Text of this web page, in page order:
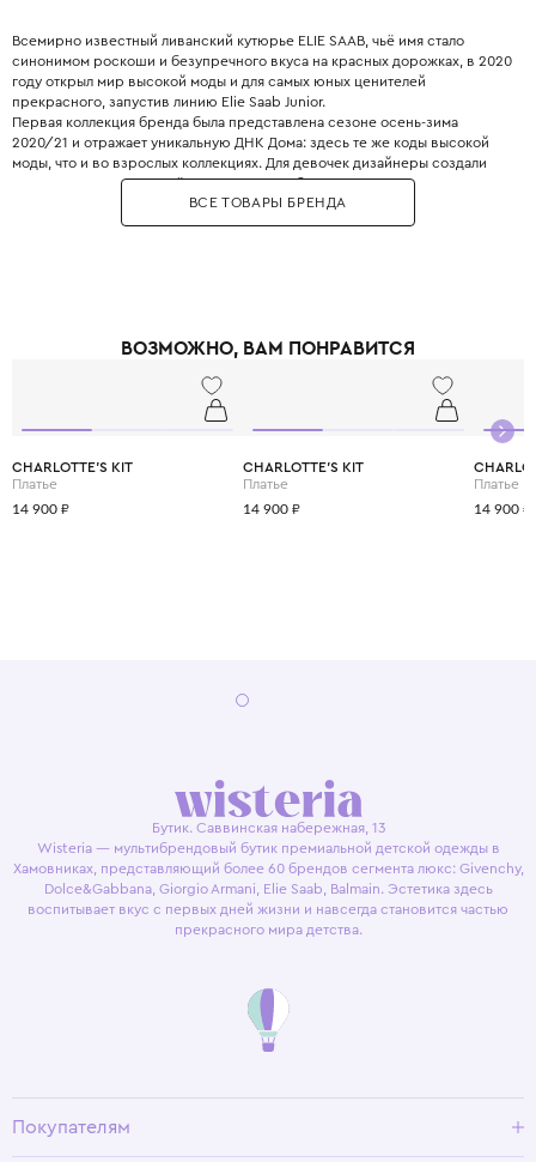
Всемирно известный ливанский кутюрье ELIE SAAB, чьё имя стало
синонимом роскоши и безупречного вкуса на красных дорожках, в 2020
году открыл мир высокой моды и для самых юных ценителей
прекрасного, запустив линию Elie Saab Junior.
Первая коллекция бренда была представлена сезоне осень-зима
2020/21 и отражает уникальную ДНК Дома: здесь те же коды высокой
моды, что и во взрослых коллекциях. Для девочек дизайнеры создали
изысканные платья из шёлка и кружева с бантами, воздушными
рукавами-фонариками и изящными оборками. Для мальчиков в
коллекцию вошли роскошные костюмы, рубашки со строгими
торжества, даря ему уверенность и радость.
ВСЕ ТОВАРЫ БРЕНДА
ВОЗМОЖНО, ВАМ ПОНРАВИТСЯ
CHARLOTTE'S KIT
Платье
14 900 ₽
CHARLOTTE'S KIT
Платье
14 900 ₽
Платье
14 900 ₽
Бутик. Саввинская набережная, 13
Wisteria — мультибрендовый бутик премиальной детской одежды в
Хамовниках, представляющий более 60 брендов сегмента люкс: Givenchy,
Dolce&Gabbana, Giorgio Armani, Elie Saab, Balmain. Эстетика здесь
воспитывает вкус с первых дней жизни и навсегда становится частью
прекрасного мира детства.
Покупателям